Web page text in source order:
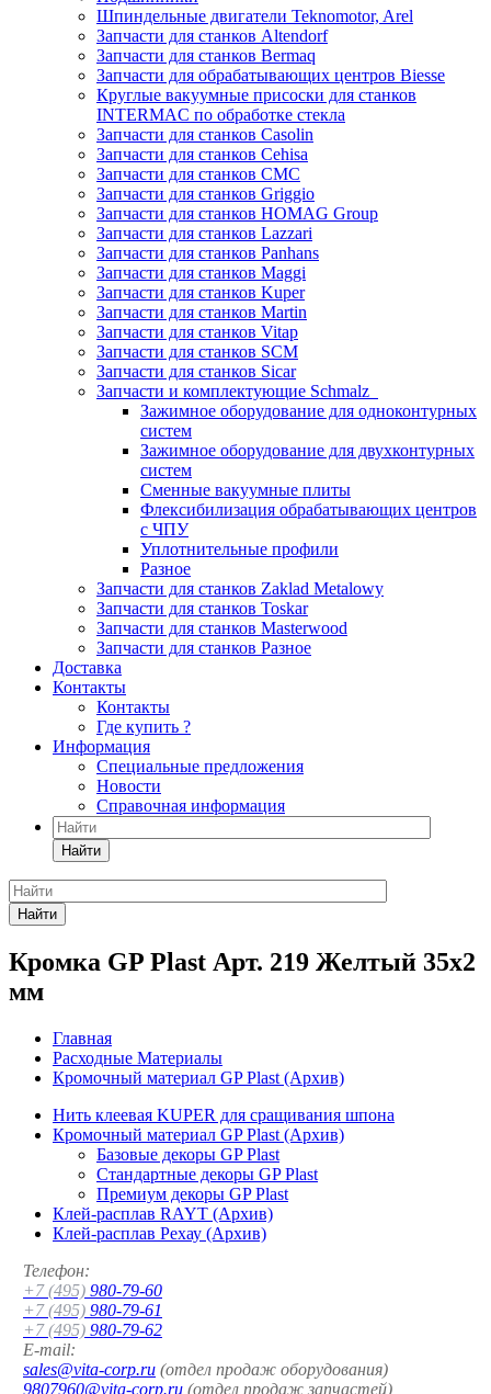
Шпиндельные двигатели Teknomotor, Arel
Запчасти для станков Altendorf
Запчасти для станков Bermaq
Запчасти для обрабатывающих центров Biesse
Круглые вакуумные присоски для станков
INTERMAC по обработке стекла
Запчасти для станков Casolin
Запчасти для станков Cehisa
Запчасти для станков CMC
Запчасти для станков Griggio
Запчасти для станков HOMAG Group
Запчасти для станков Lazzari
Запчасти для станков Panhans
Запчасти для станков Maggi
Запчасти для станков Kuper
Запчасти для станков Martin
Запчасти для станков Vitap
Запчасти для станков SCM
Запчасти для станков Sicar
Запчасти и комплектующие Schmalz
Зажимное оборудование для одноконтурных
систем
Зажимное оборудование для двухконтурных
систем
Сменные вакуумные плиты
Флексибилизация обрабатывающих центров
с ЧПУ
Уплотнительные профили
Разное
Запчасти для станков Zaklad Metalowy
Запчасти для станков Toskar
Запчасти для станков Masterwood
Запчасти для станков Разное
Доставка
Контакты
Контакты
Где купить ?
Информация
Специальные предложения
Новости
Справочная информация
Найти
Найти
Кромка GP Plast Арт. 219 Желтый 35x2
мм
Главная
Расходные Материалы
Кромочный материал GP Plast (Архив)
Нить клеевая KUPER для сращивания шпона
Кромочный материал GP Plast (Архив)
Базовые декоры GP Plast
Стандартные декоры GP Plast
Премиум декоры GP Plast
Клей-расплав RAYT (Архив)
Клей-расплав Рехау (Архив)
Телефон:
+7 (495) 980-79-60
+7 (495) 980-79-61
+7 (495) 980-79-62
E-mail:
sales@vita-corp.ru (отдел продаж оборудования)
9807960@vita-corp.ru (отдел продаж запчастей)